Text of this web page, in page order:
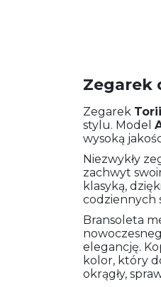
Zegarek
Zegarek Torii
stylu. Model
wysoką
Niezwykły
zachwyt
klasyką,
codziennych
Bransoleta
elegancję.
kolor, który
okrągły,